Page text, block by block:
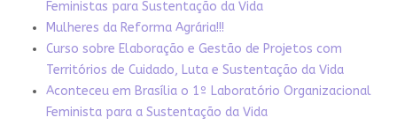
Feministas para Sustentação da Vida
Mulheres da Reforma Agrária!!!
Curso sobre Elaboração e Gestão de Projetos com
Territórios de Cuidado, Luta e Sustentação da Vida
Aconteceu em Brasília o 1º Laboratório Organizacional
Feminista para a Sustentação da Vida